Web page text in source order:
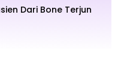
Dari Bone Terjun